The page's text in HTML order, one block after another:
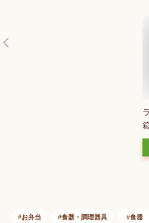
お弁当 食器・調理器具 食器